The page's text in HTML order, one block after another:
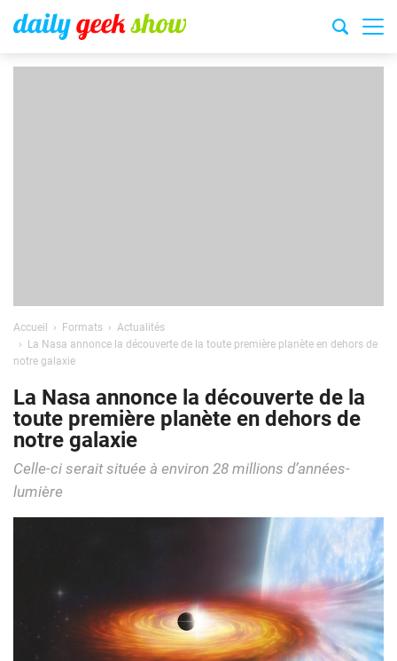
Accueil Formats
Actualités
La Nasa annonce la découverte de la toute première planète en dehors de
notre galaxie
La Nasa annonce la découverte de la
toute première planète en dehors de
notre galaxie
Celle-ci serait située à environ 28 millions d’années-
lumière